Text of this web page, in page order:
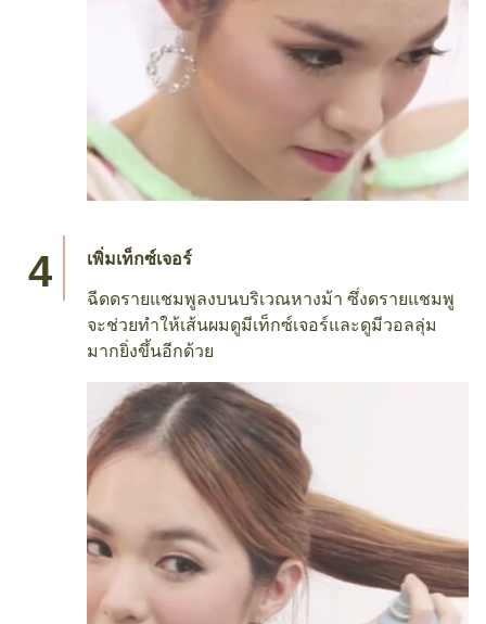
เพิ่มเท็กซ์เจอร์
ฉีดดรายแชมพูลงบนบริเวณหางม้า ซึ่งดรายแชมพู
จะช่วยทำให้เส้นผมดูมีเท็กซ์เจอร์และดูมีวอลลุ่ม
มากยิ่งขึ้นอีกด้วย